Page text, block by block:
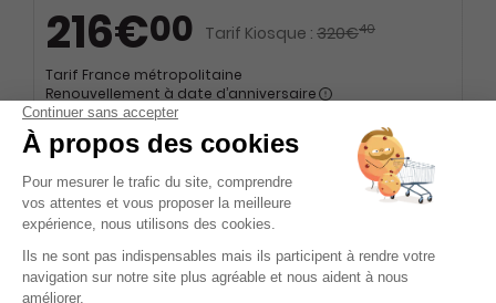
216€00 Tarif Kiosque : 320€40
Tarif France métropolitaine
Renouvellement à date d’anniversaire
-50%
Abonnement Durée libre
Papier + Version digitale offerte + 1 double CD "complément audio" par numéro
13€35 Tarif Kiosque :
Prix par n° pendant 6 mois, puis 18 € par n°
Tarif France métropolitaine